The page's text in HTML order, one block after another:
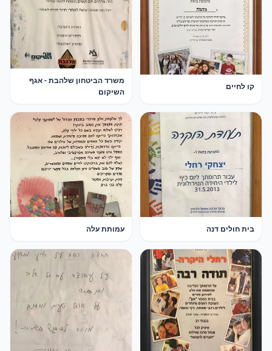
קו לחיים
משרד הביטחון שלהבת - אגף
השיקום
בית חולים דנה עמותת עלה